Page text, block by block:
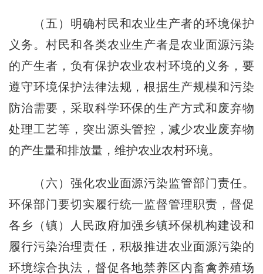
（五）明确村民和农业生产者的环境保护
义务。村民和各类农业生产者是农业面源污染
的产生者，负有保护农业农村环境的义务，要
遵守环境保护法律法规，根据生产规模和污染
防治需要，采取科学环保的生产方式和废弃物
处理工艺等，突出源头管控，减少农业废弃物
的产生量和排放量，维护农业农村环境。
（六）强化农业面源污染监管部门责任。
环保部门要切实履行统一监督管理职责，督促
各乡（镇）人民政府加强乡镇环保机构建设和
履行污染治理责任，积极推进农业面源污染的
环境综合执法，督促各地禁养区内畜禽养殖场